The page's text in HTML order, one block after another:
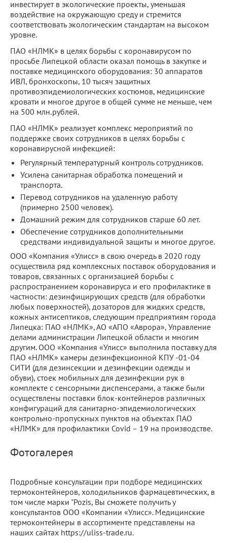
инвестирует в экологические проекты, уменьшая
воздействие на окружающую среду и стремится
соответствовать экологическим стандартам на высоком
уровне.
ПАО «НЛМК» в целях борьбы с коронавирусом по
просьбе Липецкой области оказал помощь в закупке и
поставке медицинского оборудования: 30 аппаратов
ИВЛ, бронхоскопы, 10 тысяч защитных
противоэпидемиологических костюмов, медицинские
кровати и многое другое в общей сумме не меньше, чем
на 500 млн.рублей.
ПАО «НЛМК» реализует комплекс мероприятий по
поддержке своих сотрудников в целях борьбы с
коронавирусной инфекцией:
Регулярный температурный контроль сотрудников.
Усилена санитарная обработка помещений и
транспорта.
Перевод сотрудников на удаленную работу
(примерно 2500 человек).
Домашний режим для сотрудников старше 60 лет.
Обеспечение сотрудников дополнительными
средствами индивидуальной защиты и многое другое.
ООО «Компания «Улисс» в свою очередь в 2020 году
осуществила ряд комплексных поставок оборудования и
товаров, связанных с организацией борьбы с
распространением коронавируса и его профилактике в
частности: дезинфицирующих средств (для обработки
любых поверхностей), дозаторов для жидких средств,
кожных антисептиков, следующим предприятиям города
Липецка: ПАО «НЛМК», АО «АПО «Аврора», Управление
делами администрации Липецкой области и многим
другим. ООО «Компания «Улисс» выполнила поставку для
ПАО «НЛМК» камеры дезинфекционной КПУ -01-04
СИТИ (для дезинсекции и дезинфекции одежды и
обуви), стоек мобильных для дезинфекции рук в
комплекте с сенсорными диспенсерами, а также были
осуществлены поставки блок-контейнеров различных
конфигураций для санитарно-эпидемиологических
контрольно-пропускных пунктов на объектах ПАО
«НЛМК» для профилактики Covid – 19 на производстве.
Фотогалерея
Подробные консультации при подборе медицинских
термоконтейнеров, холодильников фармацевтических, в
том числе марки "Pozis, Вы сможете получить у
консультантов ООО «Компании «Улисс». Медицинские
термоконтейнеры в ассортименте представлены на
наших сайтах https://uliss-trade.ru.